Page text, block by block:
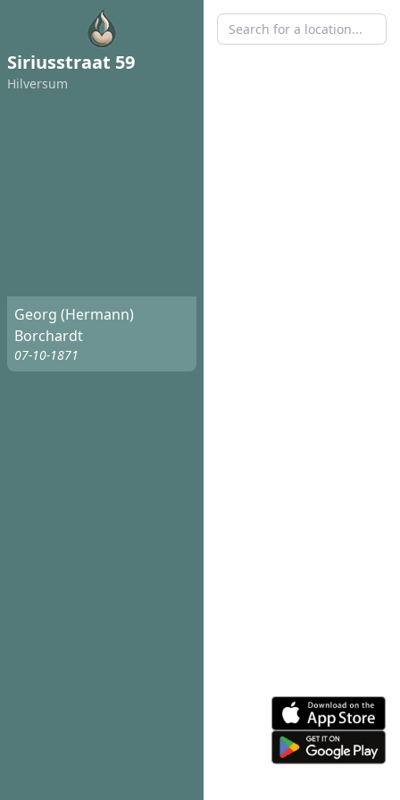
Siriusstraat 59
Hilversum
Georg (Hermann)
Borchardt
07-10-1871